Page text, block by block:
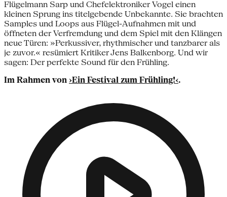
Flügelmann Sarp und Chefelektroniker Vogel einen
kleinen Sprung ins titelgebende Unbekannte. Sie brachten
Samples und Loops aus Flügel-Aufnahmen mit und
öffneten der Verfremdung und dem Spiel mit den Klängen
neue Türen: »Perkussiver, rhythmischer und tanzbarer als
je zuvor.« resümiert Kritiker Jens Balkenborg. Und wir
sagen: Der perfekte Sound für den Frühling.
Im Rahmen von ›Ein Festival zum Frühling!‹.